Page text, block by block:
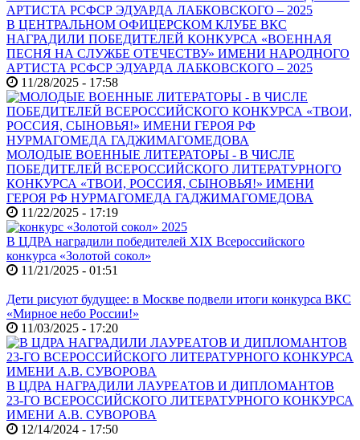
В ЦЕНТРАЛЬНОМ ОФИЦЕРСКОМ КЛУБЕ ВКС
НАГРАДИЛИ ПОБЕДИТЕЛЕЙ КОНКУРСА «ВОЕННАЯ
ПЕСНЯ НА СЛУЖБЕ ОТЕЧЕСТВУ» ИМЕНИ НАРОДНОГО
АРТИСТА РСФСР ЭДУАРДА ЛАБКОВСКОГО – 2025
11/28/2025 - 17:58
МОЛОДЫЕ ВОЕННЫЕ ЛИТЕРАТОРЫ - В ЧИСЛЕ
ПОБЕДИТЕЛЕЙ ВСЕРОССИЙСКОГО ЛИТЕРАТУРНОГО
КОНКУРСА «ТВОИ, РОССИЯ, СЫНОВЬЯ!» ИМЕНИ
ГЕРОЯ РФ НУРМАГОМЕДА ГАДЖИМАГОМЕДОВА
11/22/2025 - 17:19
В ЦДРА наградили победителей XIX Всероссийского
конкурса «Золотой сокол»
11/21/2025 - 01:51
Дети рисуют будущее: в Москве подвели итоги конкурса ВКС
«Мирное небо России!»
11/03/2025 - 17:20
В ЦДРА НАГРАДИЛИ ЛАУРЕАТОВ И ДИПЛОМАНТОВ
23-ГО ВСЕРОССИЙСКОГО ЛИТЕРАТУРНОГО КОНКУРСА
ИМЕНИ А.В. СУВОРОВА
12/14/2024 - 17:50